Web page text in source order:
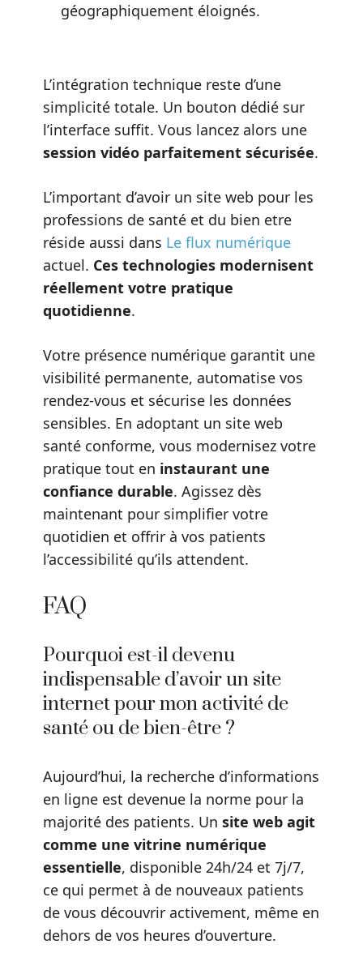
géographiquement éloignés.
L’intégration technique reste d’une
simplicité totale. Un bouton dédié sur
l’interface suffit. Vous lancez alors une
session vidéo parfaitement sécurisée.
L’important d’avoir un site web pour les
professions de santé et du bien etre
réside aussi dans Le flux numérique
actuel. Ces technologies modernisent
réellement votre pratique
quotidienne.
Votre présence numérique garantit une
visibilité permanente, automatise vos
rendez-vous et sécurise les données
sensibles. En adoptant un site web
santé conforme, vous modernisez votre
pratique tout en instaurant une
confiance durable. Agissez dès
maintenant pour simplifier votre
quotidien et offrir à vos patients
l’accessibilité qu’ils attendent.
FAQ
Pourquoi est-il devenu
indispensable d’avoir un site
internet pour mon activité de
santé ou de bien-être ?
Aujourd’hui, la recherche d’informations
en ligne est devenue la norme pour la
majorité des patients. Un site web agit
comme une vitrine numérique
essentielle, disponible 24h/24 et 7j/7,
ce qui permet à de nouveaux patients
de vous découvrir activement, même en
dehors de vos heures d’ouverture.